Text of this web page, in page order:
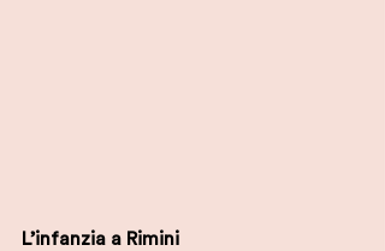
L’infanzia a Rimini